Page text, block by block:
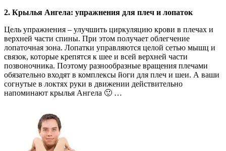
2. Крылья Ангела: упражнения для плеч и лопаток
Цель упражнения – улучшить циркуляцию крови в плечах и
верхней части спины. При этом получает облегчение
лопаточная зона. Лопатки управляются целой сетью мышц и
связок, которые крепятся к шее и всей верхней части
позвоночника. Поэтому разнообразные вращения плечами
обязательно входят в комплексы йоги для плеч и шеи. А ваши
согнутые в локтях руки в движении действительно
напоминают крылья Ангела 🙂 …